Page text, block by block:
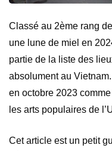
Classé au 2ème rang
une lune de miel en
partie de la liste des
absolument au
en octobre 2023
les arts populaires de
Cet article est un petit